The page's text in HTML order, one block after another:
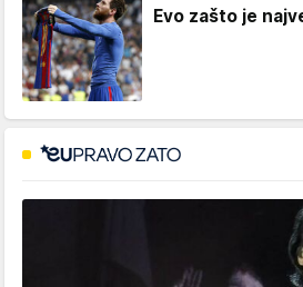
Evo zašto je